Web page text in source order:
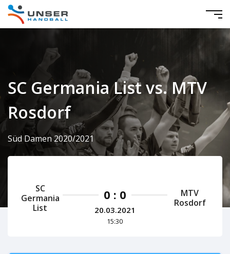
SC Germania List vs. MTV
Rosdorf
Süd Damen 2020/2021
SC
Germania
List
0 : 0
20.03.2021
15:30
MTV
Rosdorf